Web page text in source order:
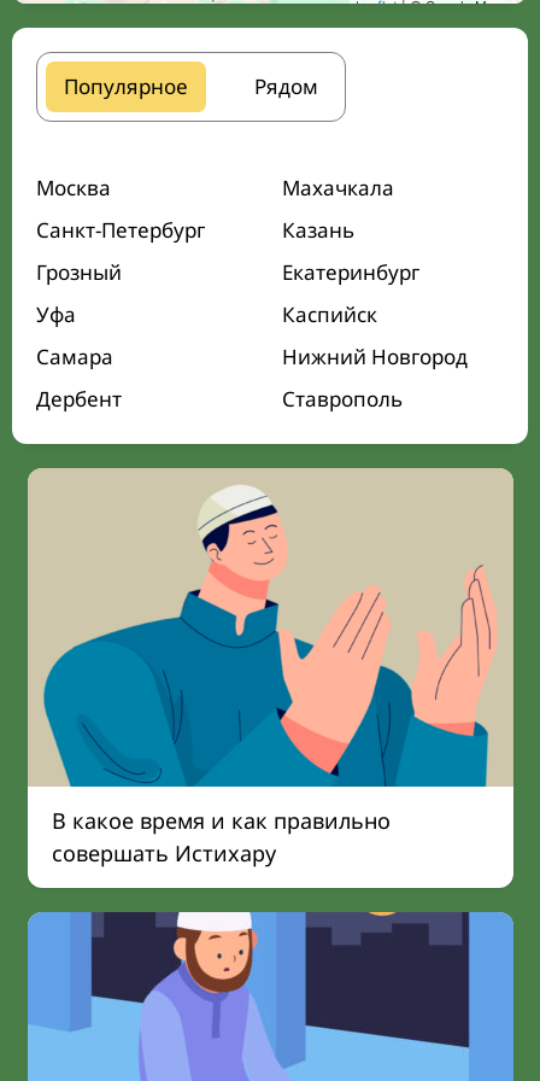
Leaflet| © Google Maps
Популярное Рядом
Москва
Махачкала
Санкт-Петербург
Казань
Грозный
Екатеринбург
Уфа
Каспийск
Самара
Нижний Новгород
Дербент
Ставрополь
В какое время и как правильно
совершать Истихару